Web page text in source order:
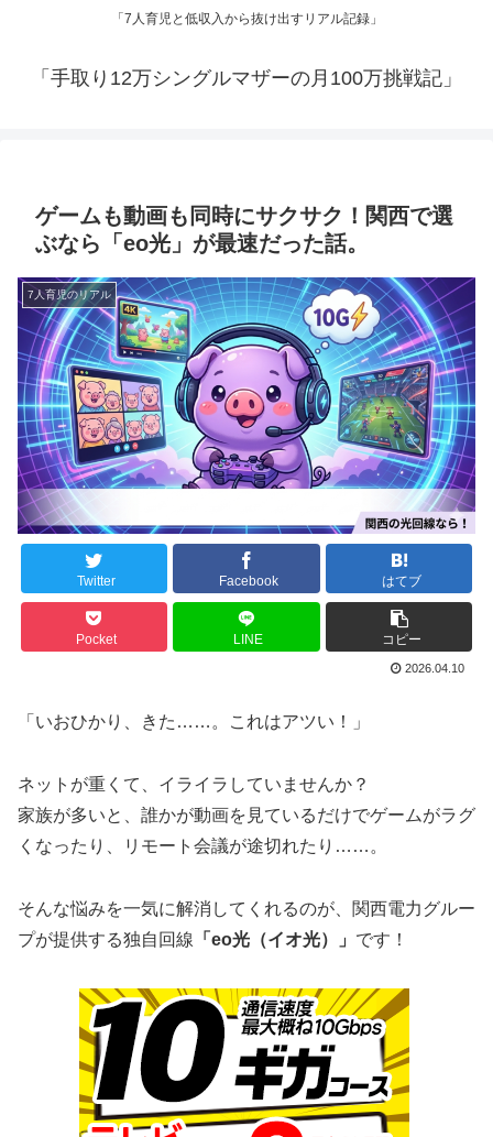
「7人育児と低収入から抜け出すリアル記録」
「手取り12万シングルマザーの月100万挑戦記」
ゲームも動画も同時にサクサク！関西で選
ぶなら「eo光」が最速だった話。
7人育児のリアル
Twitter Facebook はてブ
Pocket LINE コピー
2026.04.10
「いおひかり、きた……。これはアツい！」
ネットが重くて、イライラしていませんか？
家族が多いと、誰かが動画を見ているだけでゲームがラグ
くなったり、リモート会議が途切れたり……。
そんな悩みを一気に解消してくれるのが、関西電力グルー
プが提供する独自回線 「eo光（イオ光）」 です！